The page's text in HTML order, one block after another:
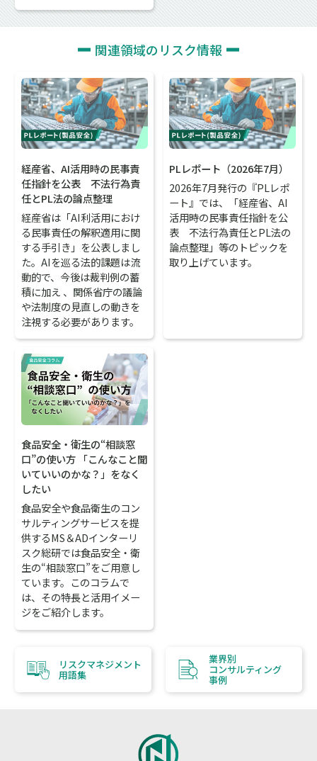
関連領域のリスク情報
経産省、AI活用時の民事責
任指針を公表 不法行為責
任とPL法の論点整理
経産省は「AI利活用におけ
る民事責任の解釈適用に関
する手引き」を公表しまし
た。AIを巡る法的課題は流
動的で、今後は裁判例の蓄
積に加え 、関係省庁の議論
や法制度の見直しの動きを
注視する必要があります。
PLレポート（2026年7月）
2026年7月発行の『PLレポ
ート』では、「経産省、AI
活用時の民事責任指針を公
表 不法行為責任とPL法の
論点整理」等のトピックを
取り上げています。
食品安全・衛生の“相談窓
口”の使い方 「こんなこと聞
いていいのかな？」をなく
したい
食品安全や食品衛生のコン
サルティングサービスを提
供するMS＆ADインターリ
スク総研では食品安全・衛
生の“相談窓口”をご用意し
ています。このコラムで
は、その特長と活用イメー
ジをご紹介します。
リスクマネジメント
用語集
業界別
コンサルティング
事例